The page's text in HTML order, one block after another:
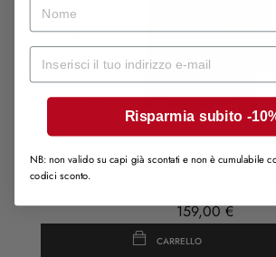
Abito lungo verde petrolio con top
spacco elegante – modello 222682
159,00 €
CARRELLO
Mail
Risparmia subito -
NB: non valido su capi già scontati e non è cumulabile
codici sconto.